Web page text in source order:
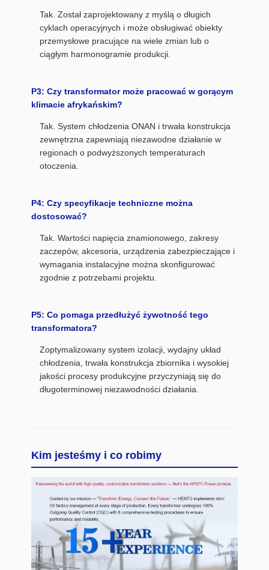
Tak. Został zaprojektowany z myślą o długich
cyklach operacyjnych i może obsługiwać obiekty
przemysłowe pracujące na wiele zmian lub o
ciągłym harmonogramie produkcji.
P3: Czy transformator może pracować w gorącym
klimacie afrykańskim?
Tak. System chłodzenia ONAN i trwała konstrukcja
zewnętrzna zapewniają niezawodne działanie w
regionach o podwyższonych temperaturach
otoczenia.
P4: Czy specyfikacje techniczne można
dostosować?
Tak. Wartości napięcia znamionowego, zakresy
zaczepów, akcesoria, urządzenia zabezpieczające i
wymagania instalacyjne można skonfigurować
zgodnie z potrzebami projektu.
P5: Co pomaga przedłużyć żywotność tego
transformatora?
Zoptymalizowany system izolacji, wydajny układ
chłodzenia, trwała konstrukcja zbiornika i wysokiej
jakości procesy produkcyjne przyczyniają się do
długoterminowej niezawodności działania.
Kim jesteśmy i co robimy